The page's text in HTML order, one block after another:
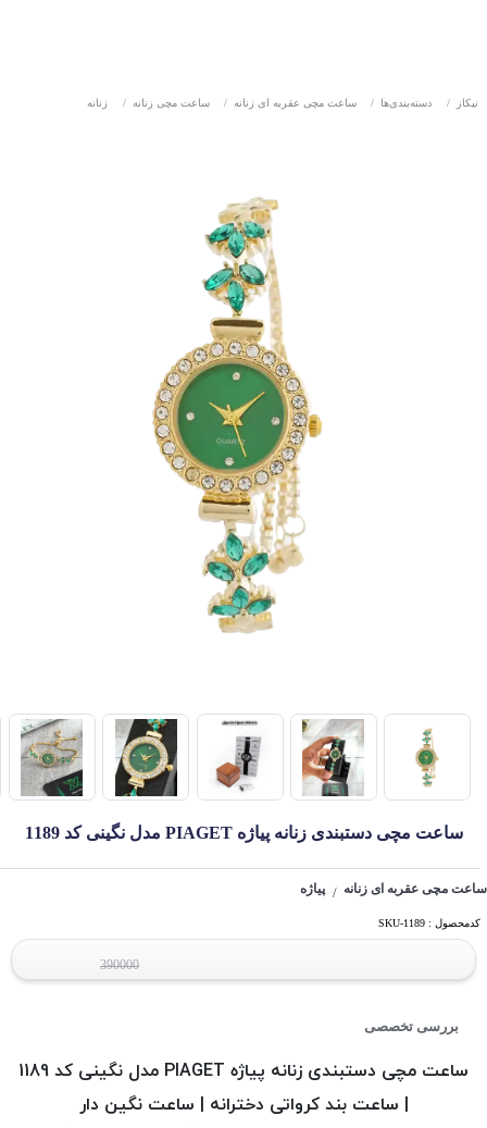
نیکاز / دسته‌بندی‌ها / ساعت مچی عقربه ای زنانه / ساعت مچی زنانه / زنانه
ساعت مچی دستبندی زنانه پیاژه PIAGET مدل نگینی کد 1189
ساعت مچی عقربه ای زنانه / پیاژه
کدمحصول : SKU-1189
390000
بررسی تخصصی
ساعت مچی دستبندی زنانه پیاژه PIAGET مدل نگینی کد 1189
| ساعت بند کرواتی دخترانه | ساعت نگین دار